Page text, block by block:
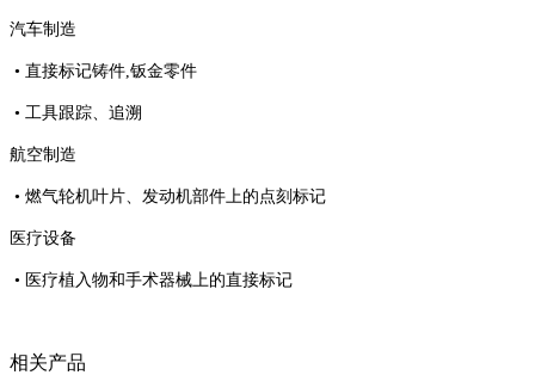
汽车制造
• 直接标记铸件,钣金零件
• 工具跟踪、追溯
航空制造
• 燃气轮机叶片、发动机部件上的点刻标记
医疗设备
• 医疗植入物和手术器械上的直接标记
相关产品